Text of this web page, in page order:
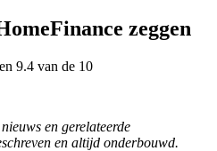
zeggen
9.4 van de 10
en gerelateerde
en altijd onderbouwd.